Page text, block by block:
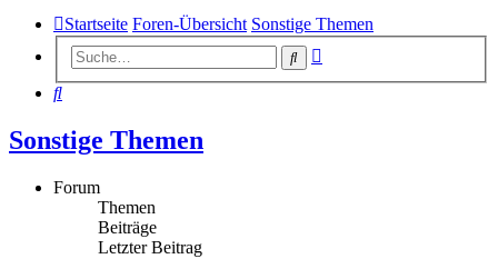
Startseite Foren-Übersicht Sonstige Themen
Suche
Suche
Sonstige Themen
Forum
Themen
Beiträge
Letzter Beitrag